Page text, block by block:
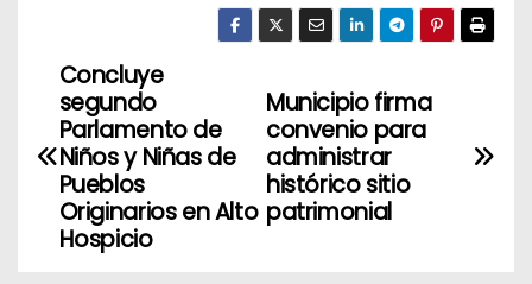
N
Municipio firma
convenio para
administrar
histórico sitio
patrimonial
Concluye
segundo
Parlamento de
Niños y Niñas de
Pueblos
Originarios en Alto
Hospicio